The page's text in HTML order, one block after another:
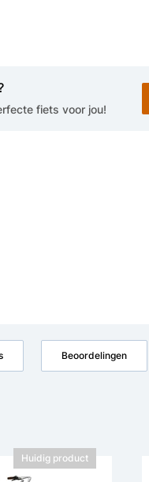
fiets voor jou!
Beoordelingen
Huidig product